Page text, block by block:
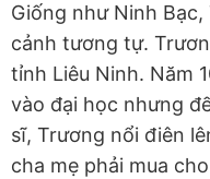
Giống như Ninh
cảnh tương tự.
tỉnh Liêu Ninh. Năm
vào đại học nhưng
sĩ, Trương nổi điên
cha mẹ phải mua